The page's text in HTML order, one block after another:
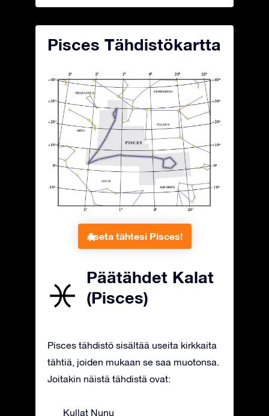
Pisces Tähdistökartta
Aseta tähtesi Pisces!
Päätähdet Kalat
(Pisces)
Pisces tähdistö sisältää useita kirkkaita
tähtiä, joiden mukaan se saa muotonsa.
Joitakin näistä tähdistä ovat:
Kullat Nunu